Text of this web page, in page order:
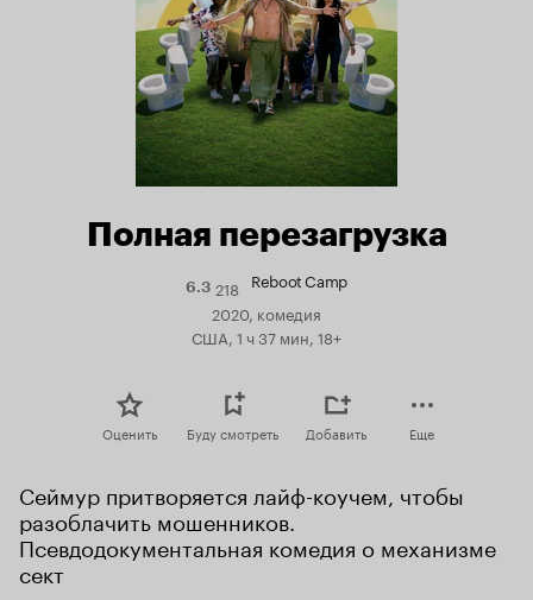
Полная перезагрузка
6.3Рейтинг
Кинопоиска
218 Reboot Camp
2020, комедия
США, 1 ч 37 мин, 18+
Оценить Буду смотреть Добавить Еще
Сеймур притворяется лайф-коучем, чтобы
разоблачить мошенников.
Псевдодокументальная комедия о механизме
сект